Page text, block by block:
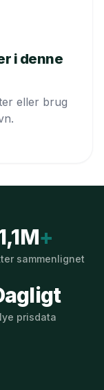
i denne
eller brug
+
sammenlignet
prisdata